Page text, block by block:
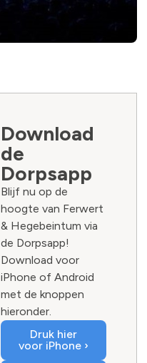
Download
de
Dorpsapp
Blijf nu op de
hoogte van Ferwert
& Hegebeintum via
de Dorpsapp!
Download voor
iPhone of Android
met de knoppen
hieronder.
Druk hier
voor iPhone ›